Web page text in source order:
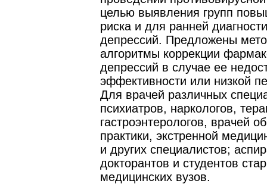
целью выявления групп
риска и для ранней
депрессий. Предложены
алгоритмы коррекции
депрессий в случае ее
эффективности или низкой
Для врачей различных
психиатров, наркологов,
гастроэнтерологов, врачей
практики, экстренной
и других специалистов;
докторантов и студентов
медицинских вузов.